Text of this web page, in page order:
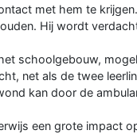
met hem te
Hij wordt
schoolgebouw,
net als de twee
kan door de
een grote impact